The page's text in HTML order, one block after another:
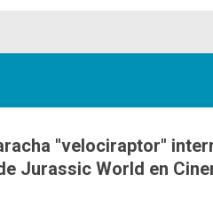
"velociraptor"
Jurassic World en